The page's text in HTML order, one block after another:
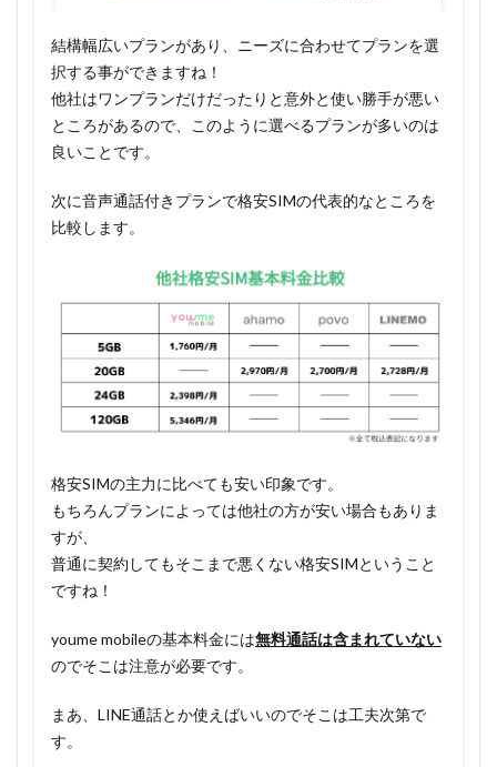
結構幅広いプランがあり、ニーズに合わせてプランを選
択する事ができますね！
他社はワンプランだけだったりと意外と使い勝手が悪い
ところがあるので、このように選べるプランが多いのは
良いことです。
次に音声通話付きプランで格安SIMの代表的なところを
比較します。
格安SIMの主力に比べても安い印象です。
もちろんプランによっては他社の方が安い場合もありま
すが、
普通に契約してもそこまで悪くない格安SIMということ
ですね！
youme mobileの基本料金には無料通話は含まれていない
のでそこは注意が必要です。
まあ、LINE通話とか使えばいいのでそこは工夫次第で
す。